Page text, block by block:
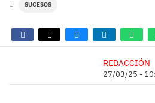
SUCESOS
REDACCIÓN
27/03/25 -